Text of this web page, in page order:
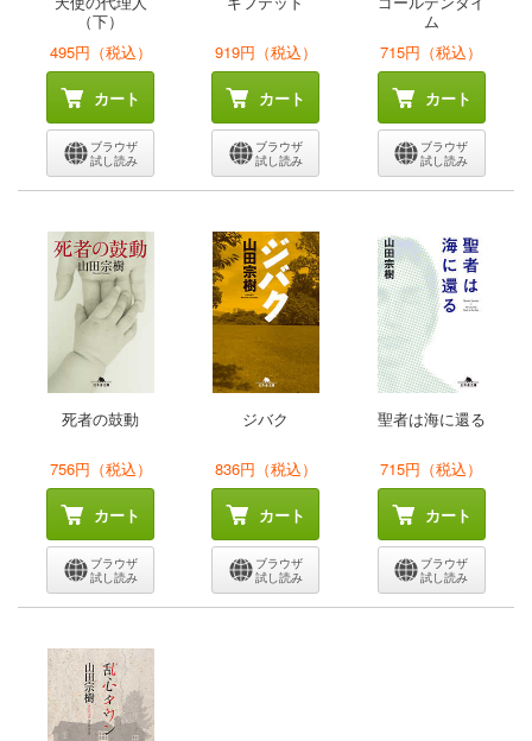
（下）
495円（税込）
カート
ブラウザ
試し読み
919円（税込）
カート
ブラウザ
試し読み
ム
715円（税込）
カート
ブラウザ
試し読み
死者の鼓動
756円（税込）
カート
ブラウザ
試し読み
ジバク
836円（税込）
カート
ブラウザ
試し読み
聖者は海に還る
715円（税込）
カート
ブラウザ
試し読み